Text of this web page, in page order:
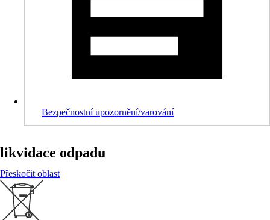
Bezpečnostní upozornění/varování
likvidace odpadu
Přeskočit oblast